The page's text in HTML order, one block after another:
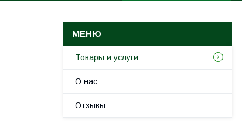
Товары и услуги
О нас
Отзывы